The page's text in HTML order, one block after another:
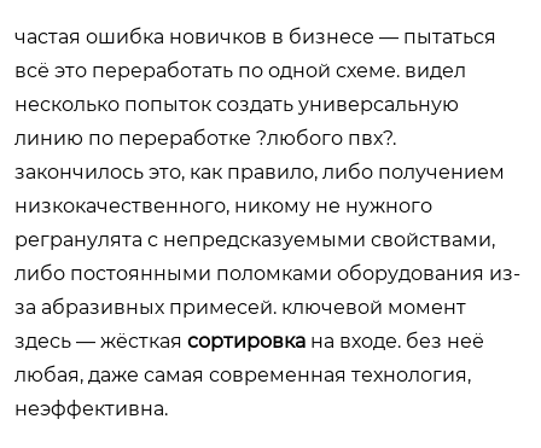
частая ошибка новичков в бизнесе — пытаться
всё это переработать по одной схеме. видел
несколько попыток создать универсальную
линию по переработке ?любого пвх?.
закончилось это, как правило, либо получением
низкокачественного, никому не нужного
регранулята с непредсказуемыми свойствами,
либо постоянными поломками оборудования из-
за абразивных примесей. ключевой момент
здесь — жёсткая сортировка на входе. без неё
любая, даже самая современная технология,
неэффективна.